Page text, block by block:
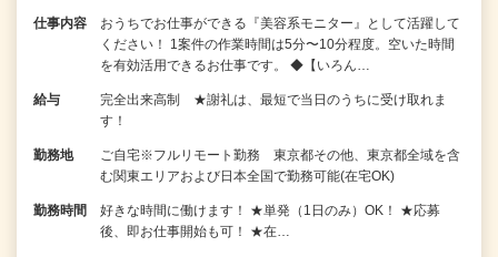
仕事内容
おうちでお仕事ができる『美容系モニター』として活躍して
ください！ 1案件の作業時間は5分〜10分程度。空いた時間
を有効活用できるお仕事です。 ◆【いろん…
給与
完全出来高制 ★謝礼は、最短で当日のうちに受け取れま
す！
勤務地
ご自宅※フルリモート勤務 東京都その他、東京都全域を含
む関東エリアおよび日本全国で勤務可能(在宅OK)
勤務時間
好きな時間に働けます！ ★単発（1日のみ）OK！ ★応募
後、即お仕事開始も可！ ★在…